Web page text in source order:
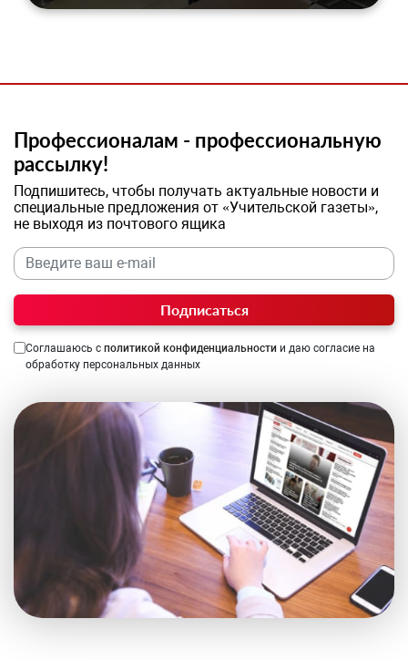
Профессионалам - профессиональную
рассылку!
Подпишитесь, чтобы получать актуальные новости и
специальные предложения от «Учительской газеты»,
не выходя из почтового ящика
Подписаться
Соглашаюсь с политикой конфиденциальности и даю согласие на
обработку персональных данных